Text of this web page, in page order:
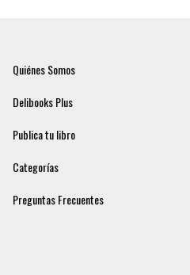
Quiénes Somos
Delibooks Plus
Publica tu libro
Categorías
Preguntas Frecuentes